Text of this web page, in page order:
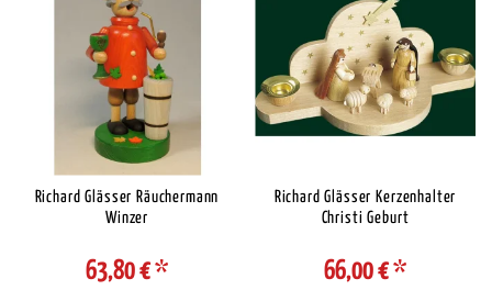
Richard Glässer Räuchermann
Winzer
63,80 €*
Richard Glässer Kerzenhalter
Christi Geburt
66,00 €*